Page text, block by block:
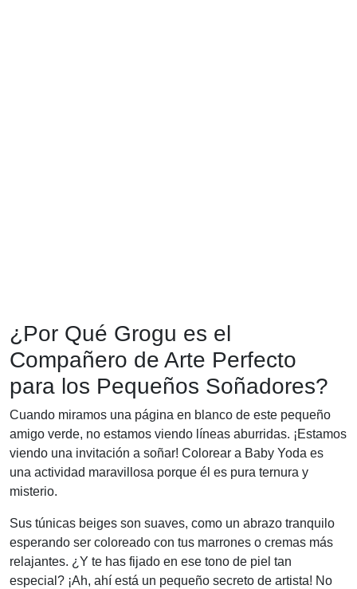
¿Por Qué Grogu es el
Compañero de Arte Perfecto
para los Pequeños Soñadores?
Cuando miramos una página en blanco de este pequeño
amigo verde, no estamos viendo líneas aburridas. ¡Estamos
viendo una invitación a soñar! Colorear a Baby Yoda es
una actividad maravillosa porque él es pura ternura y
misterio.
Sus túnicas beiges son suaves, como un abrazo tranquilo
esperando ser coloreado con tus marrones o cremas más
relajantes. ¿Y te has fijado en ese tono de piel tan
especial? ¡Ah, ahí está un pequeño secreto de artista! No